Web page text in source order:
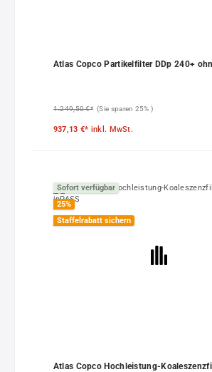
Atlas Copco Partikelfilter DDp 240+
1.249,50 €* (Sie sparen 25% )
937,13 €* inkl. MwSt.
Sofort verfügbar
25%
Staffelrabatt sichern
Atlas Copco Hochleistung-